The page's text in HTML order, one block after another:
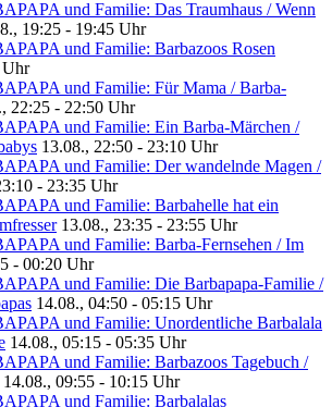
und Familie: Das Traumhaus / Wenn
19:25 - 19:45 Uhr
und Familie: Barbazoos Rosen
Uhr
und Familie: Für Mama / Barba-
22:25 - 22:50 Uhr
und Familie: Ein Barba-Märchen /
13.08., 22:50 - 23:10 Uhr
und Familie: Der wandelnde Magen /
- 23:35 Uhr
und Familie: Barbahelle hat ein
13.08., 23:35 - 23:55 Uhr
und Familie: Barba-Fernsehen / Im
- 00:20 Uhr
und Familie: Die Barbapapa-Familie /
14.08., 04:50 - 05:15 Uhr
und Familie: Unordentliche Barbalala
14.08., 05:15 - 05:35 Uhr
und Familie: Barbazoos Tagebuch /
14.08., 09:55 - 10:15 Uhr
und Familie: Barbalalas